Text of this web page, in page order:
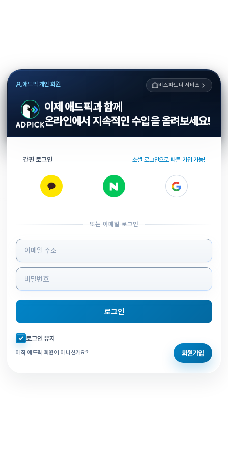
애드픽 개인 회원 비즈파트너 서비스
이제 애드픽과 함께
온라인에서 지속적인 수입을 올려보세요!
간편 로그인 소셜 로그인으로 빠른 가입 가능!
또는 이메일 로그인
로그인 정보 입력
로그인
자동로그인 체크
로그인 유지
아직 애드픽 회원이 아니신가요? 회원가입